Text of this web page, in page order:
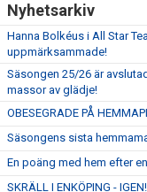
Nyhetsarkiv
Hanna Bolkéus i All Star
uppmärksammade!
Säsongen 25/26 är
massor av glädje!
OBESEGRADE PÅ
Säsongens sista
En poäng med hem efter
SKRÄLL I ENKÖPING - IGEN!